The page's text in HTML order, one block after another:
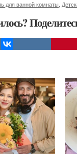
для ванной комнаты